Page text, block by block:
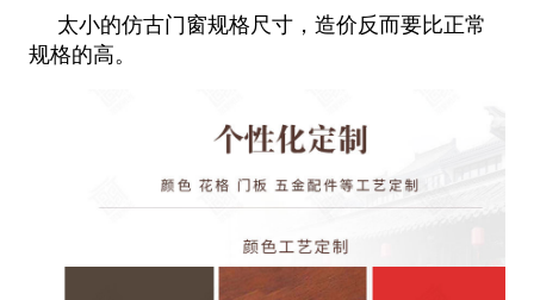
太小的仿古门窗规格尺寸，造价反而要比正常
规格的高。